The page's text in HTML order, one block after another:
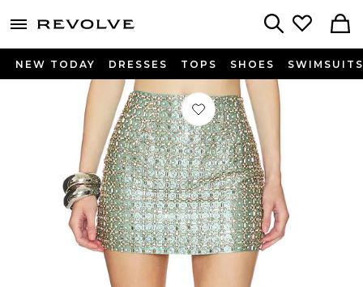
menu - shows more content
NEW TODAY DRESSES TOPS SHOES SWIMSUITS
Préféré JUPE SKIRT